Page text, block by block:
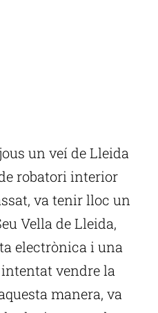
un veí de Lleida
robatori interior
va tenir lloc un
Vella de Lleida,
electrònica i una
vendre la
manera, va